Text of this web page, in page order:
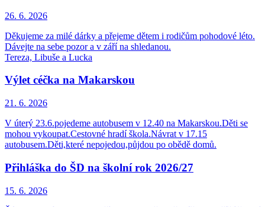
26. 6. 2026
Děkujeme za milé dárky a přejeme dětem i rodičům pohodové léto.
Dávejte na sebe pozor a v září na shledanou.
Tereza, Libuše a Lucka
Výlet céčka na Makarskou
21. 6. 2026
V úterý 23.6.pojedeme autobusem v 12.40 na Makarskou.Děti se
mohou vykoupat.Cestovné hradí škola.Návrat v 17.15
autobusem.Děti,které nepojedou,půjdou po obědě domů.
Přihláška do ŠD na školní rok 2026/27
15. 6. 2026